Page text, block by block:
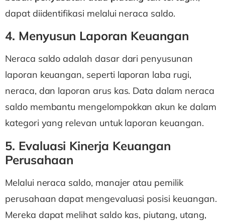
dapat diidentifikasi melalui neraca saldo.
4. Menyusun Laporan Keuangan
Neraca saldo adalah dasar dari penyusunan
laporan keuangan, seperti laporan laba rugi,
neraca, dan laporan arus kas. Data dalam neraca
saldo membantu mengelompokkan akun ke dalam
kategori yang relevan untuk laporan keuangan.
5. Evaluasi Kinerja Keuangan
Perusahaan
Melalui neraca saldo, manajer atau pemilik
perusahaan dapat mengevaluasi posisi keuangan.
Mereka dapat melihat saldo kas, piutang, utang,